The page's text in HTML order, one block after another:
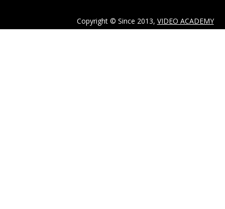
Copyright © Since 2013, VIDEO ACADEMY